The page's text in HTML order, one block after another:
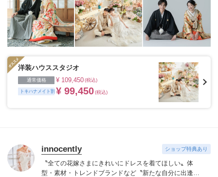
洋装ハウススタジオ
通常価格 ¥ 109,450(税込)
トキハナメイト割 ¥ 99,450(税込)
innocently ショップ特典あり
〝全ての花嫁さまにきれいにドレスを着てほしい〟 体
型・素材・トレンドブランドなど〝新たな自分に出逢え